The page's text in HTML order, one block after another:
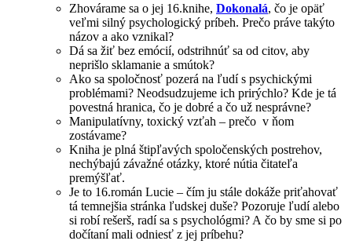
Zhovárame sa o jej 16.knihe, Dokonalá, čo je opäť
veľmi silný psychologický príbeh. Prečo práve takýto
názov a ako vznikal?
Dá sa žiť bez emócií, odstrihnúť sa od citov, aby
neprišlo sklamanie a smútok?
Ako sa spoločnosť pozerá na ľudí s psychickými
problémami? Neodsudzujeme ich prirýchlo? Kde je tá
povestná hranica, čo je dobré a čo už nesprávne?
Manipulatívny, toxický vzťah – prečo v ňom
zostávame?
Kniha je plná štipľavých spoločenských postrehov,
nechýbajú závažné otázky, ktoré nútia čitateľa
premýšľať.
Je to 16.román Lucie – čím ju stále dokáže priťahovať
tá temnejšia stránka ľudskej duše? Pozoruje ľudí alebo
si robí rešerš, radí sa s psychológmi? A čo by sme si po
dočítaní mali odniesť z jej príbehu?